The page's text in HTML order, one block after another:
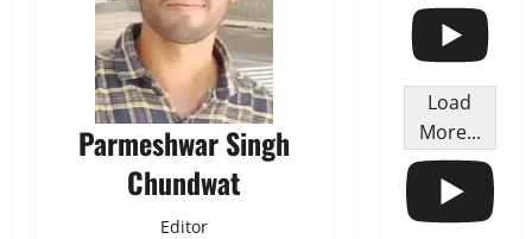
Parmeshwar Singh
Chundwat
Editor
Load
More...